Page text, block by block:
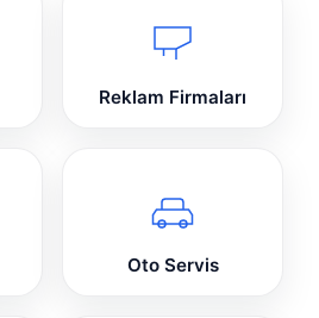
Reklam Firmaları
Oto Servis